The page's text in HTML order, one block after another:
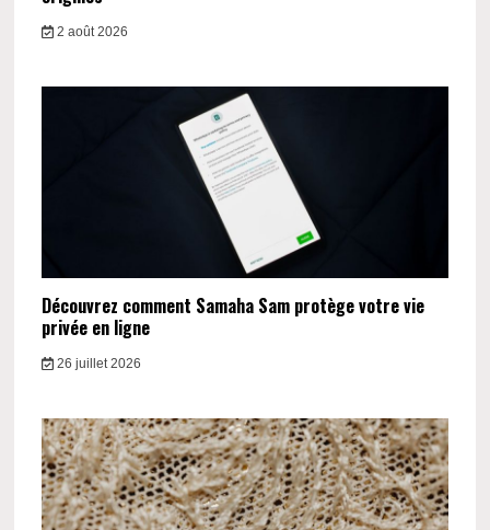
2 août 2026
Découvrez comment Samaha Sam protège votre vie
privée en ligne
26 juillet 2026